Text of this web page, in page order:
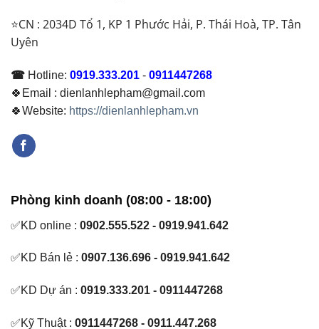
Ổn
⭐CN : 2034D Tổ 1, KP 1 Phước Hải, P. Thái Hoà, TP. Tân
Uyên
☎ Hotline: 0919.333.201 - 0911447268
🍀Email : dienlanhlepham@gmail.com
🍀Website: https://dienlanhlepham.vn
Phòng kinh doanh (08:00 - 18:00)
✅KD online : 0902.555.522 - 0919.941.642
✅KD Bán lẻ : 0907.136.696 - 0919.941.642
✅KD Dự án : 0919.333.201 - 0911447268
✅Kỹ Thuật : 0911447268 - 0911.447.268